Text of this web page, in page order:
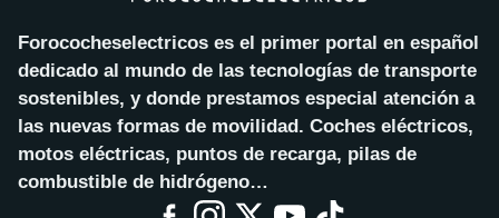
Forococheselectricos es el primer portal en español
dedicado al mundo de las tecnologías de transporte
sostenibles, y donde prestamos especial atención a
las nuevas formas de movilidad. Coches eléctricos,
motos eléctricas, puntos de recarga, pilas de
combustible de hidrógeno…